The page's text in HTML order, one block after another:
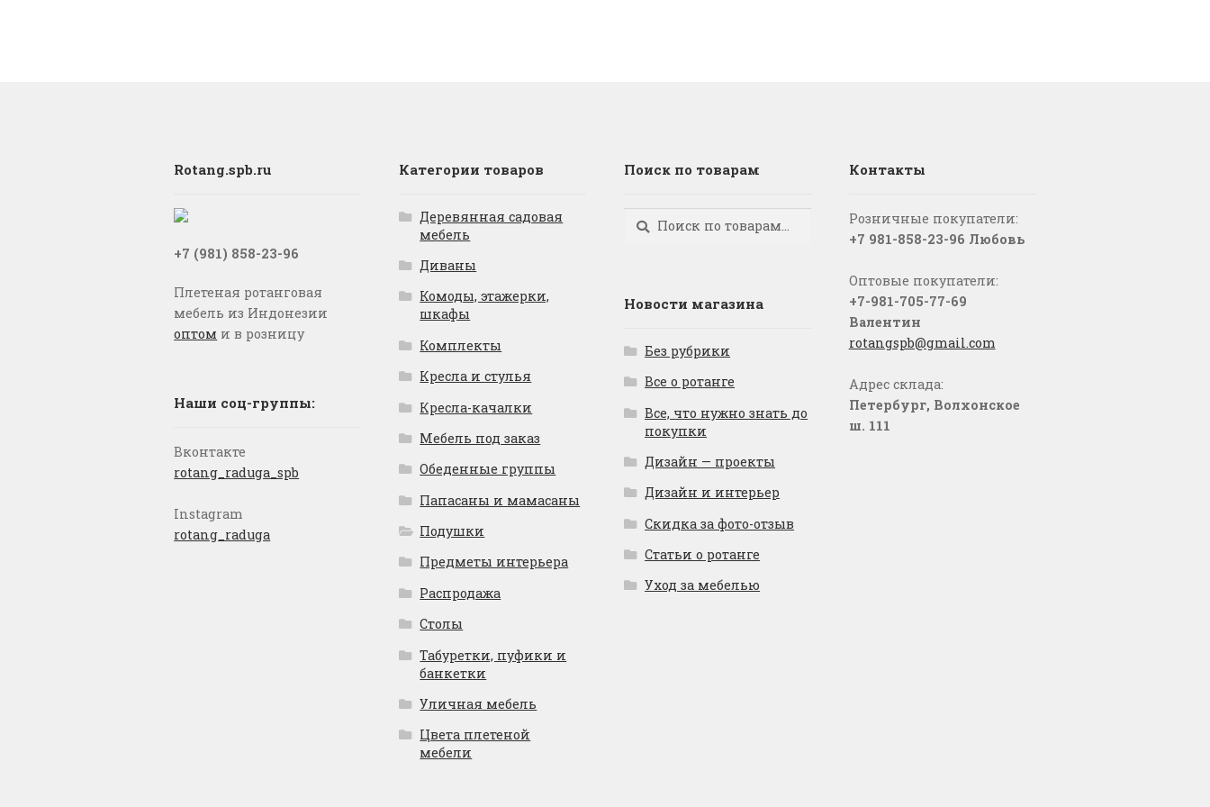
Rotang.spb.ru
+7 (981) 858-23-96
Плетеная ротанговая
мебель из Индонезии
оптом и в розницу
Наши соц-группы:
Вконтакте
rotang_raduga_spb
Instagram
rotang_raduga
Категории товаров
Деревянная садовая
мебель
Диваны
Комоды, этажерки,
шкафы
Комплекты
Кресла и стулья
Кресла-качалки
Мебель под заказ
Обеденные группы
Папасаны и мамасаны
Подушки
Предметы интерьера
Распродажа
Столы
Табуретки, пуфики и
банкетки
Уличная мебель
Цвета плетеной
мебели
Поиск по товарам
Искать:
Поиск
Новости магазина
Без рубрики
Все о ротанге
Все, что нужно знать до
покупки
Дизайн — проекты
Дизайн и интерьер
Скидка за фото-отзыв
Статьи о ротанге
Уход за мебелью
Контакты
Розничные покупатели:
+7 981-858-23-96 Любовь
Оптовые покупатели:
+7-981-705-77-69
Валентин
rotangspb@gmail.com
Адрес склада:
Петербург, Волхонское
ш. 111